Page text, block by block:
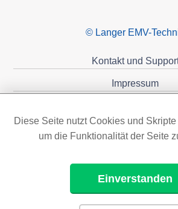
© Langer EMV-
Kontakt und
Impressum
Diese Seite nutzt Cookies und
um die Funktionalität der Seite
Einverstanden